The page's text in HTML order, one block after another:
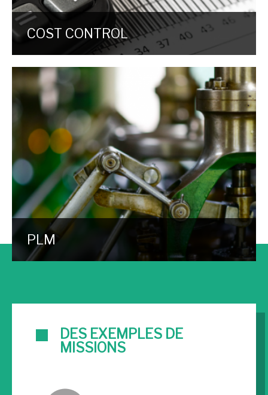
COST CONTROL
PLM
DES EXEMPLES DE
MISSIONS